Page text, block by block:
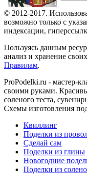
© 2012-2017.
возможно только с
индексации,
Пользуясь данным
анализ и хранение
Правилам.
ProPodelki.ru - мастер-
своими руками.
соленого теста,
Схемы изготовления
Квиллинг
Поделки из
Сделай сам
Поделки из глины
Новогодние
Поделки из